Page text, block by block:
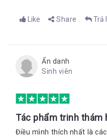
Like Share Trả
Ẩn danh
Sinh viên
Tác phẩm trinh thám
Điều mình thích nhất là